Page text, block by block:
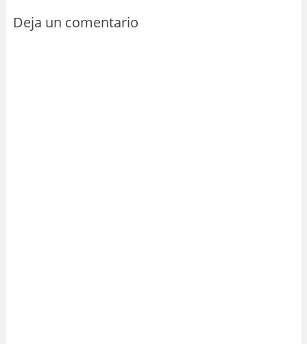
Deja un comentario